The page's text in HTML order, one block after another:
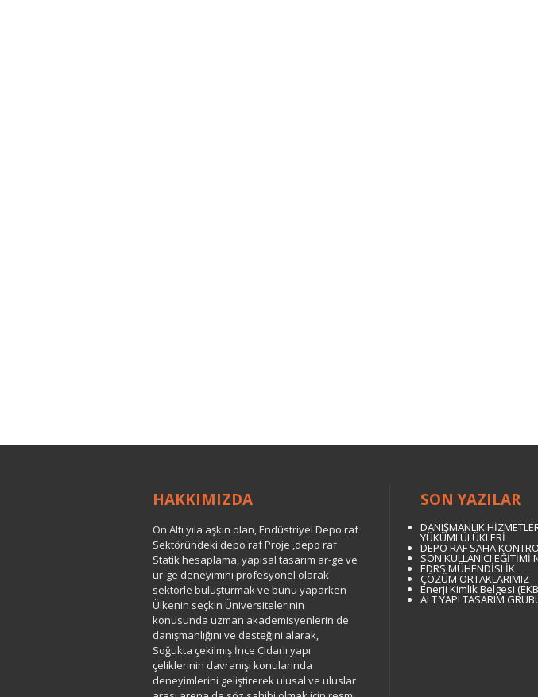
HAKKIMIZDA
On Altı yıla aşkın olan, Endüstriyel Depo raf
Sektöründeki depo raf Proje ,depo raf
Statik hesaplama, yapısal tasarım ar-ge ve
ür-ge deneyimini profesyonel olarak
sektörle buluşturmak ve bunu yaparken
Ülkenin seçkin Üniversitelerinin
konusunda uzman akademisyenlerin de
danışmanlığını ve desteğini alarak,
Soğukta çekilmiş İnce Cidarlı yapı
çeliklerinin davranışı konularında
deneyimlerini geliştirerek ulusal ve uluslar
SON YAZILAR
DANIŞMANLIK
YÜKÜMLÜLÜKLERİ
DEPO RAF SAHA
SON KULLANICI EĞİTİMİ
EDRS MÜHENDİSLİK
ÇÖZÜM ORTAKLARIMIZ
Enerji Kimlik Belgesi
ALT YAPI TASARIM